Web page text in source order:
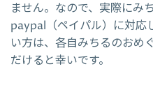
ません。なので、実際にみ
paypal（ペイパル）に対応
い方は、各自みちるのおめ
だけると幸いです。